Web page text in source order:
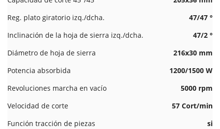
Reg. plato giratorio izq./dcha.
47/47 °
Inclinación de la hoja de sierra izq./dcha.
47/2 °
Diámetro de hoja de sierra
216x30 mm
Potencia absorbida
1200/1500 W
Revoluciones marcha en vacío
5000 rpm
Velocidad de corte
57 Cort/min
Función tracción de piezas
si